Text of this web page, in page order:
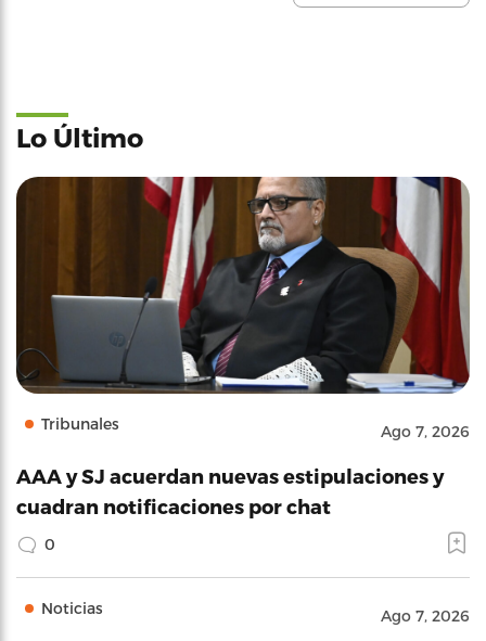
Lo Último
Tribunales Ago 7, 2026
AAA y SJ acuerdan nuevas estipulaciones y
cuadran notificaciones por chat
0
Noticias Ago 7, 2026